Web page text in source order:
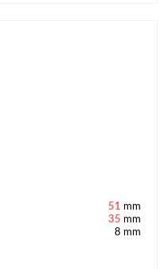
51
mm
35 mm
8 mm